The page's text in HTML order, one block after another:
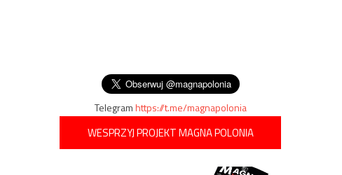
Telegramhttps://t.me/magnapolonia
WESPRZYJ PROJEKT MAGNA POLONIA